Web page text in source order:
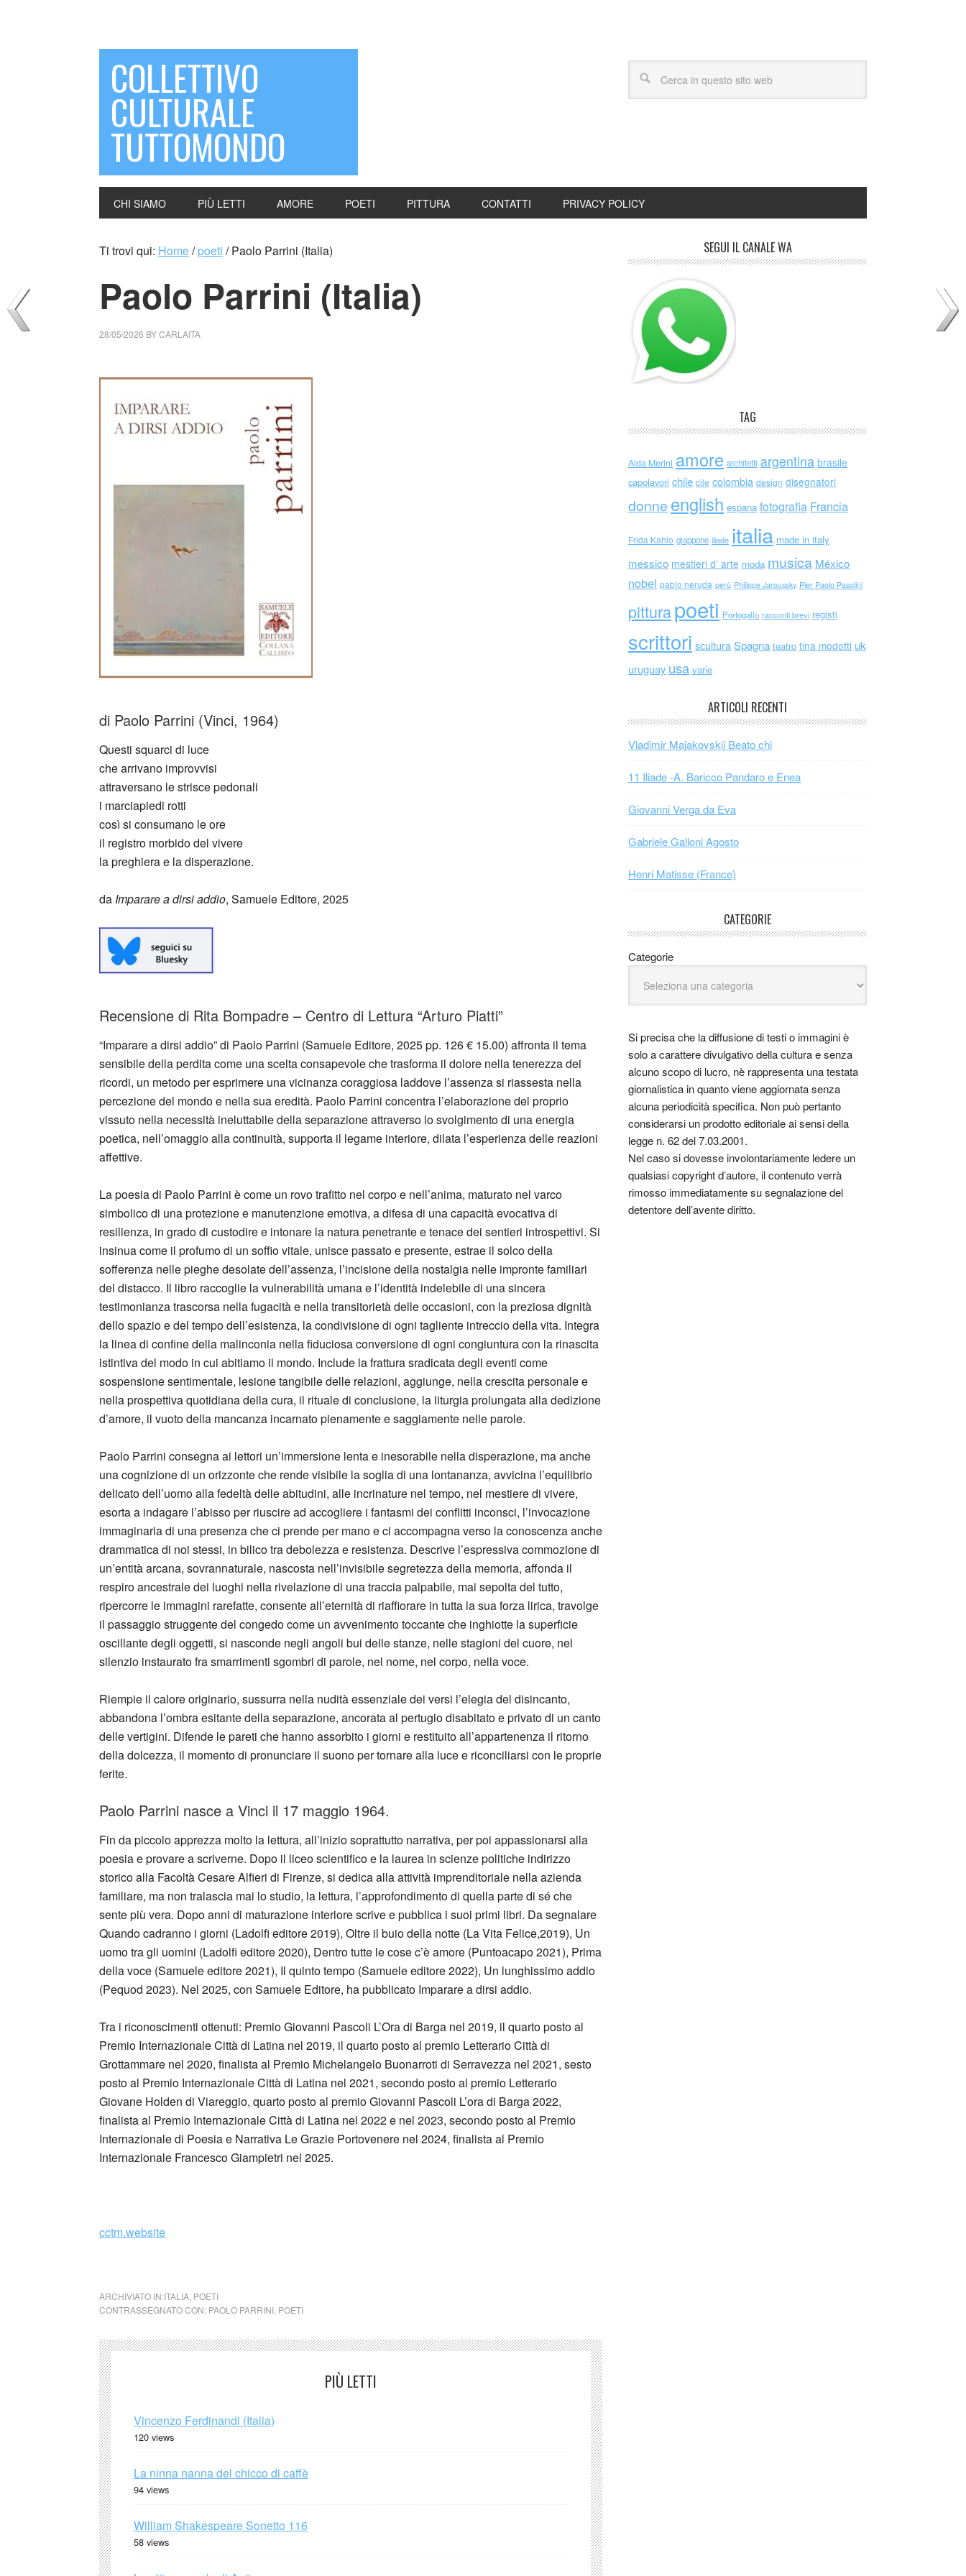
COLLETTIVO
CULTURALE
TUTTOMONDO
CHI SIAMO PIÙ LETTI AMORE POETI PITTURA CONTATTI PRIVACY POLICY
Ti trovi qui: Home/ poeti /Paolo Parrini (Italia)
Paolo Parrini (Italia)
28/05/2026 BYCARLAITA
di Paolo Parrini (Vinci, 1964)
Questi squarci di luce
che arrivano improvvisi
attraversano le strisce pedonali
i marciapiedi rotti
così si consumano le ore
il registro morbido del vivere
la preghiera e la disperazione.
da Imparare a dirsi addio, Samuele Editore, 2025
Recensione di Rita Bompadre – Centro di Lettura “Arturo Piatti”
“Imparare a dirsi addio” di Paolo Parrini (Samuele Editore, 2025 pp. 126 € 15.00) affronta il tema
sensibile della perdita come una scelta consapevole che trasforma il dolore nella tenerezza dei
ricordi, un metodo per esprimere una vicinanza coraggiosa laddove l’assenza si riassesta nella
percezione del mondo e nella sua eredità. Paolo Parrini concentra l’elaborazione del proprio
vissuto nella necessità ineluttabile della separazione attraverso lo svolgimento di una energia
poetica, nell’omaggio alla continuità, supporta il legame interiore, dilata l’esperienza delle reazioni
affettive.
La poesia di Paolo Parrini è come un rovo trafitto nel corpo e nell’anima, maturato nel varco
simbolico di una protezione e manutenzione emotiva, a difesa di una capacità evocativa di
resilienza, in grado di custodire e intonare la natura penetrante e tenace dei sentieri introspettivi. Si
insinua come il profumo di un soffio vitale, unisce passato e presente, estrae il solco della
sofferenza nelle pieghe desolate dell’assenza, l’incisione della nostalgia nelle impronte familiari
del distacco. Il libro raccoglie la vulnerabilità umana e l’identità indelebile di una sincera
testimonianza trascorsa nella fugacità e nella transitorietà delle occasioni, con la preziosa dignità
dello spazio e del tempo dell’esistenza, la condivisione di ogni tagliente intreccio della vita. Integra
la linea di confine della malinconia nella fiduciosa conversione di ogni congiuntura con la rinascita
istintiva del modo in cui abitiamo il mondo. Include la frattura sradicata degli eventi come
sospensione sentimentale, lesione tangibile delle relazioni, aggiunge, nella crescita personale e
nella prospettiva quotidiana della cura, il rituale di conclusione, la liturgia prolungata alla dedizione
d’amore, il vuoto della mancanza incarnato pienamente e saggiamente nelle parole.
Paolo Parrini consegna ai lettori un’immersione lenta e inesorabile nella disperazione, ma anche
una cognizione di un orizzonte che rende visibile la soglia di una lontananza, avvicina l’equilibrio
delicato dell’uomo alla fedeltà delle abitudini, alle incrinature nel tempo, nel mestiere di vivere,
esorta a indagare l’abisso per riuscire ad accogliere i fantasmi dei conflitti inconsci, l’invocazione
immaginaria di una presenza che ci prende per mano e ci accompagna verso la conoscenza anche
drammatica di noi stessi, in bilico tra debolezza e resistenza. Descrive l’espressiva commozione di
un’entità arcana, sovrannaturale, nascosta nell’invisibile segretezza della memoria, affonda il
respiro ancestrale dei luoghi nella rivelazione di una traccia palpabile, mai sepolta del tutto,
ripercorre le immagini rarefatte, consente all’eternità di riaffiorare in tutta la sua forza lirica, travolge
il passaggio struggente del congedo come un avvenimento toccante che inghiotte la superficie
oscillante degli oggetti, si nasconde negli angoli bui delle stanze, nelle stagioni del cuore, nel
silenzio instaurato fra smarrimenti sgombri di parole, nel nome, nel corpo, nella voce.
Riempie il calore originario, sussurra nella nudità essenziale dei versi l’elegia del disincanto,
abbandona l’ombra esitante della separazione, ancorata al pertugio disabitato e privato di un canto
delle vertigini. Difende le pareti che hanno assorbito i giorni e restituito all’appartenenza il ritorno
della dolcezza, il momento di pronunciare il suono per tornare alla luce e riconciliarsi con le proprie
ferite.
Paolo Parrini nasce a Vinci il 17 maggio 1964.
Fin da piccolo apprezza molto la lettura, all’inizio soprattutto narrativa, per poi appassionarsi alla
poesia e provare a scriverne. Dopo il liceo scientifico e la laurea in scienze politiche indirizzo
storico alla Facoltà Cesare Alfieri di Firenze, si dedica alla attività imprenditoriale nella azienda
familiare, ma non tralascia mai lo studio, la lettura, l’approfondimento di quella parte di sé che
sente più vera. Dopo anni di maturazione interiore scrive e pubblica i suoi primi libri. Da segnalare
Quando cadranno i giorni (Ladolfi editore 2019), Oltre il buio della notte (La Vita Felice,2019), Un
uomo tra gli uomini (Ladolfi editore 2020), Dentro tutte le cose c’è amore (Puntoacapo 2021), Prima
della voce (Samuele editore 2021), Il quinto tempo (Samuele editore 2022), Un lunghissimo addio
(Pequod 2023). Nel 2025, con Samuele Editore, ha pubblicato Imparare a dirsi addio.
Tra i riconoscimenti ottenuti: Premio Giovanni Pascoli L’Ora di Barga nel 2019, il quarto posto al
Premio Internazionale Città di Latina nel 2019, il quarto posto al premio Letterario Città di
Grottammare nel 2020, finalista al Premio Michelangelo Buonarroti di Serravezza nel 2021, sesto
posto al Premio Internazionale Città di Latina nel 2021, secondo posto al premio Letterario
Giovane Holden di Viareggio, quarto posto al premio Giovanni Pascoli L’ora di Barga 2022,
finalista al Premio Internazionale Città di Latina nel 2022 e nel 2023, secondo posto al Premio
Internazionale di Poesia e Narrativa Le Grazie Portovenere nel 2024, finalista al Premio
Internazionale Francesco Giampietri nel 2025.
cctm.website
ARCHIVIATO IN:ITALIA, POETI
CONTRASSEGNATO CON: PAOLO PARRINI, POETI
PIÙ LETTI
Vincenzo Ferdinandi (Italia)
120 views
La ninna nanna del chicco di caffè
94 views
William Shakespeare Sonetto 116
58 views
SEGUI IL CANALE WA
TAG
Alda Merini amore architetti argentina brasile
capolavori chile cile colombia design disegnatori
donne english espana fotografia Francia
Frida Kahlo giappone iliade italia made in italy
messico mestieri d' arte moda musica México
nobel pablo neruda perù Philippe Jaroussky Pier Paolo Pasolini
pitturapoeti Portogallo racconti brevi registi
scrittori scultura Spagna teatro tina modotti uk
uruguay usa varie
ARTICOLI RECENTI
Vladimir Majakovskij Beato chi
11 Iliade -A. Baricco Pandaro e Enea
Giovanni Verga da Eva
Gabriele Galloni Agosto
Henri Matisse (France)
CATEGORIE
Categorie
Si precisa che la diffusione di testi o immagini è
solo a carattere divulgativo della cultura e senza
alcuno scopo di lucro, nè rappresenta una testata
giornalistica in quanto viene aggiornata senza
alcuna periodicità specifica. Non può pertanto
considerarsi un prodotto editoriale ai sensi della
legge n. 62 del 7.03.2001.
Nel caso si dovesse involontariamente ledere un
qualsiasi copyright d’autore, il contenuto verrà
rimosso immediatamente su segnalazione del
detentore dell’avente diritto.